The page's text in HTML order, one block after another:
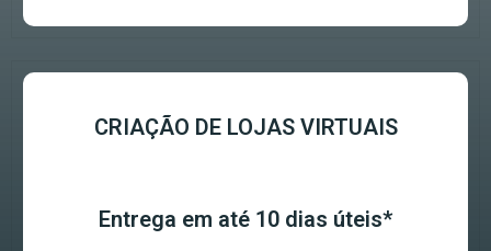
CRIAÇÃO DE LOJAS VIRTUAIS
Entrega em até 10 dias úteis*